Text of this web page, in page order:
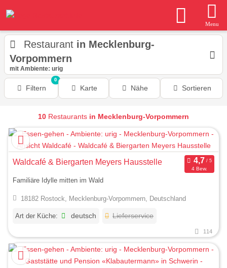
Menu
Restaurant in Mecklenburg-
Vorpommern
mit Ambiente: urig
Filtern
0
Karte Nähe Sortieren
10 Restaurants in Mecklenburg-Vorpommern
Waldcafé & Biergarten Meyers Hausstelle
4 Bew.
Familiäre Idylle mitten im Wald
18182 Rostock, Mecklenburg-Vorpommern, Deutschland
Art der Küche: deutsch Lieferservice
114